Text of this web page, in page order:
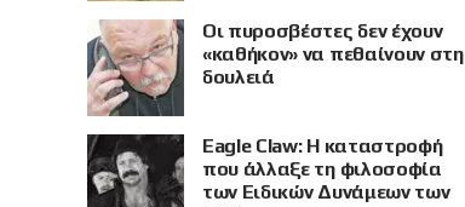
Οι πυροσβέστες δεν έχουν
«καθήκον» να πεθαίνουν στη
δουλειά
Eagle Claw: Η καταστροφή
που άλλαξε τη φιλοσοφία
των Ειδικών Δυνάμεων των